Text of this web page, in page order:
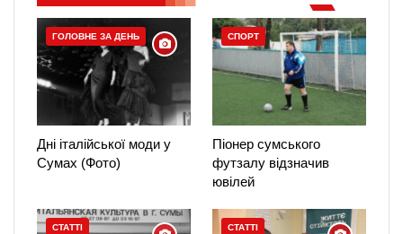
ГОЛОВНЕ ЗА ДЕНЬ
Дні італійської моди у
Сумах (Фото)
СПОРТ
Піонер сумського
футзалу відзначив
ювілей
СТАТТІ СТАТТІ